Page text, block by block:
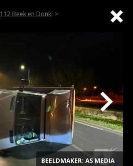
112 Beek en Donk
BEELDMAKER: AS MEDIA.